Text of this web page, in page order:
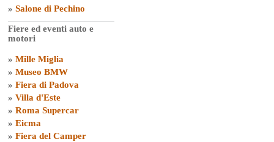
» Salone di Pechino
Fiere ed eventi auto e
motori
» Mille Miglia
» Museo BMW
» Fiera di Padova
» Villa d'Este
» Roma Supercar
» Eicma
» Fiera del Camper